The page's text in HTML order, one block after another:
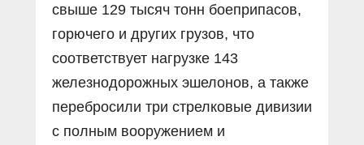
свыше 129 тысяч тонн боеприпасов,
горючего и других грузов, что
соответствует нагрузке 143
железнодорожных эшелонов, а также
перебросили три стрелковые дивизии
с полным вооружением и